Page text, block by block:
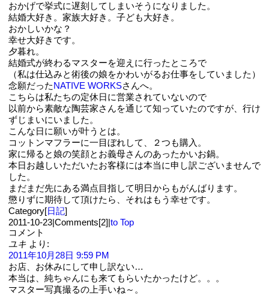
おかげで挙式に遅刻してしまいそうになりました。
結婚大好き。家族大好き。子ども大好き。
おかしいかな？
幸せ大好きです。
夕暮れ。
結婚式が終わるマスターを迎えに行ったところで
（私は仕込みと術後の娘をかわいがるお仕事をしていました）
念願だったNATIVE WORKSさんへ。
こちらは私たちの定休日に営業されていないので
以前から素敵な陶芸家さんを通じて知っていたのですが、行け
ずじまいにいました。
こんな日に願いが叶うとは。
コットンマフラーに一目ぼれして、２つも購入。
家に帰ると娘の笑顔とお義母さんのあったかいお鍋。
本日お越しいただいたお客様には本当に申し訳ございませんで
した。
まだまだ先にある満点目指して明日からもがんばります。
懲りずに期待して頂けたら、それはもう幸せです。
Category[日記]
2011-10-23|Comments[2]|to Top
コメント
ユキ より:
2011年10月28日 9:59 PM
お店、お休みにして申し訳ない…
本当は、純ちゃんにも来てもらいたかったけど。。。
マスター写真撮るの上手いね～。